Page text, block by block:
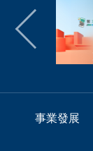
事業發展